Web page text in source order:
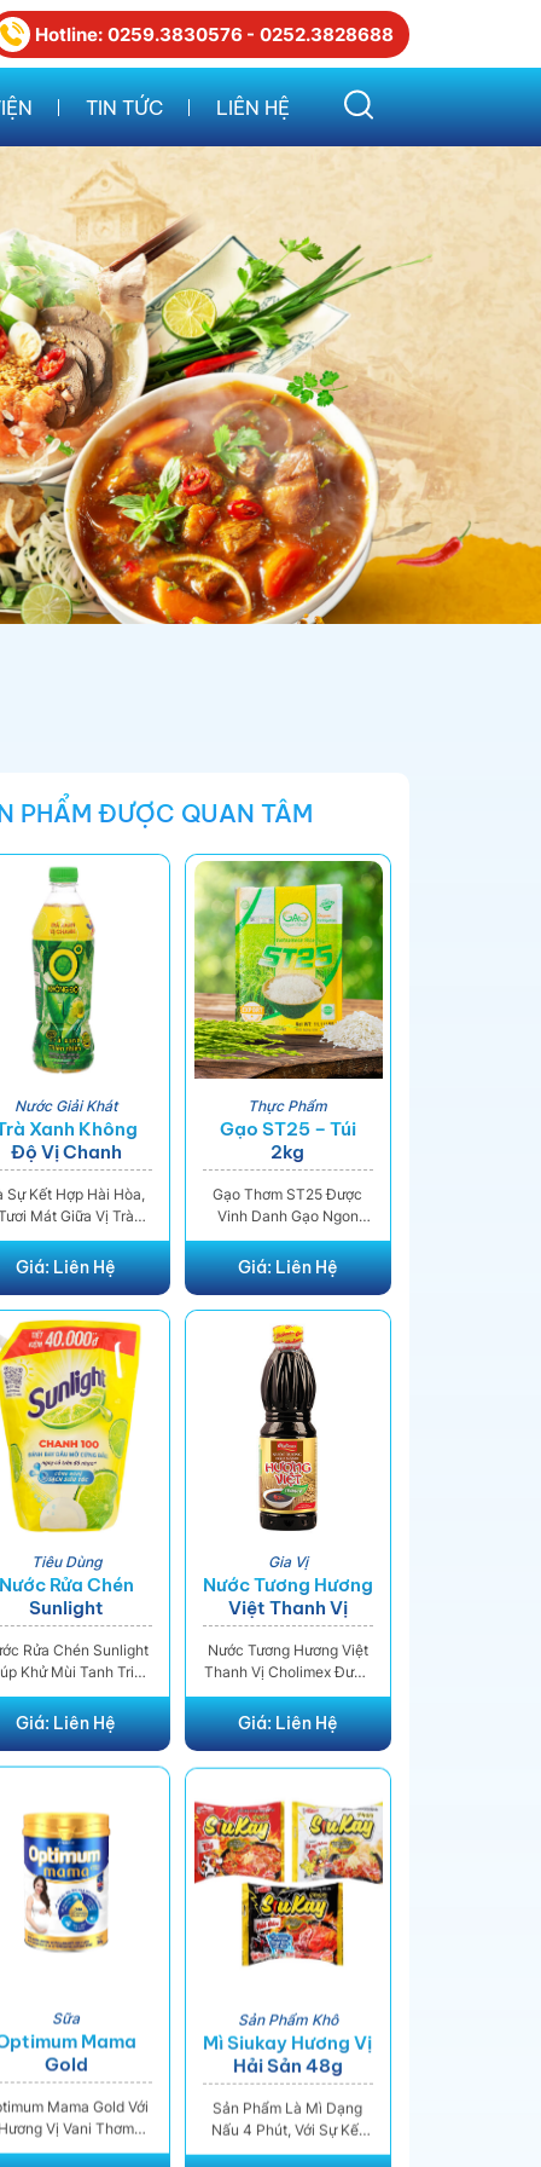
Hotline: 0259.3830576 - 0252.3828688
TIN TỨC
Tin Trong Ngành
Tin Trong Nước
Tin Khuyến Mãi
LIÊN HỆ
PHẨM ĐƯỢC QUAN TÂM
Nước Giải Khát
Xanh Không
Độ Vị Chanh
455ml
Sự Kết Hợp Hài Hòa,
Mát Giữa Vị Trà
Chát Dịu Từ Vùng
Thái Nguyên Và Vị
Tươi Chua Vừa
Vị Ngọt Nhẹ Nhàng
Gắt, Mang Đến
Sản Phẩm Giải Khát
Tuyệt Vời. Trà Xanh
Không Độ Chứa EGCG
Cao Giúp Giảm Căng
Thẳng, Mệt Mỏi, Tăng
Sức Đề Kháng Và Giúp
Tỉnh Táo
Giá:Liên Hệ
Thực Phẩm
Gạo ST25 – Túi
2kg
Gạo Thơm ST25 Được
Vinh Danh Gạo Ngon
Nhất Thế Giới Năm 2019.
Tại Cuộc Thi World's
Best Rice, Do The Rice
Này Như Một Ngọn Lửa
Thắp Lên Tia Hy Vọng
Quảng Bá Thương Hiệu
Gạo Sạch Trong Ngành
Nông Nghiệp Việt Nam
Đến Bạn Bè Thế Giới Nói
Chung Và Thương Hiệu
Vua Gạo Nói Riêng.
Giá:Liên Hệ
Tiêu Dùng
Nước Rửa Chén
Sunlight
Rửa Chén Sunlight
Khử Mùi Tanh Triệt
Chén Dĩa Chỉ Với
Lần Rửa. Nước Rửa
Chén Còn Giúp Diệt
Rửa Chén Sunlight
Chanh 100 Chiết Xuất
Tươi Túi 3.38 Lít
Đánh Bay Dầu Mỡ Với
Sức Mạnh 100 Trái
Chanh.
Giá:Liên Hệ
Gia Vị
Nước Tương Hương
Việt Thanh Vị
500ml
Nước Tương Hương Việt
Thanh Vị Cholimex Được
Sản Xuất Từ Những Hạt
Đậu Nành Tự Nhiên,
Thông Qua Các Tiêu
Ươm Trồng Để Cho Ra
Các Hạt Đậu Nành Đạt
Tiêu Chuẩn Về Chất
Lượng
Giá:Liên Hệ
Sữa
Mama
Gold
Mama Gold Với
Hương Vị Vani Thơm
Thay Thế Bữa Ăn
Sản Phẩm Khô
Mì Siukay Hương Vị
Hải Sản 48g
Sản Phẩm Là Mì Dạng
Nấu 4 Phút, Với Sự Kết
Hợp Tuyệt Vời Của Nước